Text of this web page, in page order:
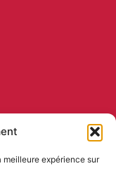
expérience sur